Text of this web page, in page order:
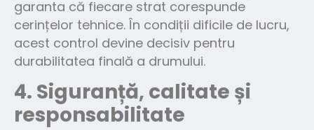
garanta că fiecare strat corespunde
cerințelor tehnice. În condiții dificile de lucru,
acest control devine decisiv pentru
durabilitatea finală a drumului.
4. Siguranță, calitate și
responsabilitate